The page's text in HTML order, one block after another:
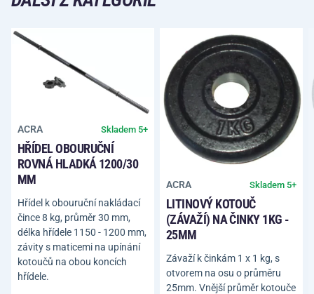
ACRA Skladem 5+
HŘÍDEL OBOURUČNÍ
ROVNÁ HLADKÁ 1200/30
MM
Hřídel k obouruční nakládací
čince 8 kg, průměr 30 mm,
délka hřídele 1150 - 1200 mm,
závity s maticemi na upínání
kotoučů na obou koncích
hřídele.
ACRA Skladem 5+
LITINOVÝ KOTOUČ
(ZÁVAŽÍ) NA ČINKY 1KG -
25MM
Závaží k činkám 1 x 1 kg, s
otvorem na osu o průměru
25mm. Vnější průměr kotouče